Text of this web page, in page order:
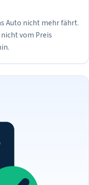
Auto nicht mehr fährt.
vom Preis